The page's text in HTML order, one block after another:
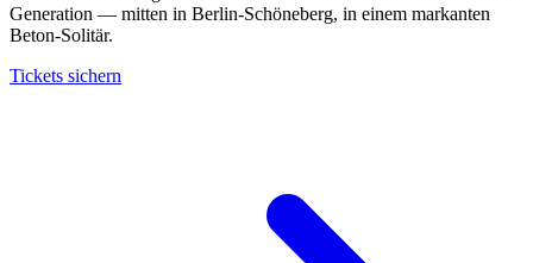
Generation — mitten in Berlin-Schöneberg, in einem markanten
Beton-Solitär.
Tickets sichern